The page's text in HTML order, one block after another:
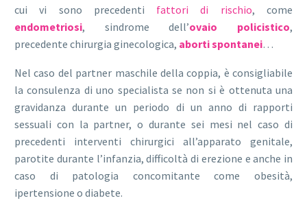
cui vi sono precedenti fattori di rischio, come
endometriosi, sindrome dell’ovaio policistico,
precedente chirurgia ginecologica, aborti spontanei…
Nel caso del partner maschile della coppia, è consigliabile
la consulenza di uno specialista se non si è ottenuta una
gravidanza durante un periodo di un anno di rapporti
sessuali con la partner, o durante sei mesi nel caso di
precedenti interventi chirurgici all’apparato genitale,
parotite durante l’infanzia, difficoltà di erezione e anche in
caso di patologia concomitante come obesità,
ipertensione o diabete.